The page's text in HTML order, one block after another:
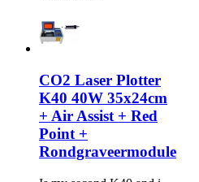
CO2 Laser Plotter
K40 40W 35x24cm
+ Air Assist + Red
Point +
Rondgraveermodule